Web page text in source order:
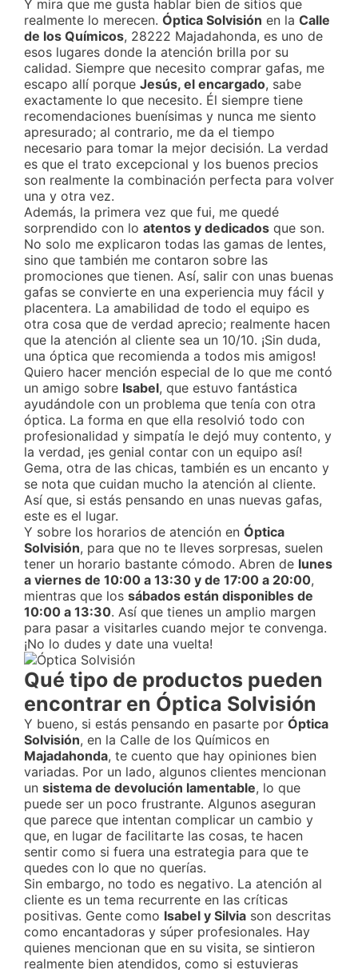
Y mira que me gusta hablar bien de sitios que
realmente lo merecen. Óptica Solvisión en la Calle
de los Químicos, 28222 Majadahonda, es uno de
esos lugares donde la atención brilla por su
calidad. Siempre que necesito comprar gafas, me
escapo allí porque Jesús, el encargado, sabe
exactamente lo que necesito. Él siempre tiene
recomendaciones buenísimas y nunca me siento
apresurado; al contrario, me da el tiempo
necesario para tomar la mejor decisión. La verdad
es que el trato excepcional y los buenos precios
son realmente la combinación perfecta para volver
una y otra vez.
Además, la primera vez que fui, me quedé
sorprendido con lo atentos y dedicados que son.
No solo me explicaron todas las gamas de lentes,
sino que también me contaron sobre las
promociones que tienen. Así, salir con unas buenas
gafas se convierte en una experiencia muy fácil y
placentera. La amabilidad de todo el equipo es
otra cosa que de verdad aprecio; realmente hacen
que la atención al cliente sea un 10/10. ¡Sin duda,
una óptica que recomienda a todos mis amigos!
Quiero hacer mención especial de lo que me contó
un amigo sobre Isabel, que estuvo fantástica
ayudándole con un problema que tenía con otra
óptica. La forma en que ella resolvió todo con
profesionalidad y simpatía le dejó muy contento, y
la verdad, ¡es genial contar con un equipo así!
Gema, otra de las chicas, también es un encanto y
se nota que cuidan mucho la atención al cliente.
Así que, si estás pensando en unas nuevas gafas,
este es el lugar.
Y sobre los horarios de atención en Óptica
Solvisión, para que no te lleves sorpresas, suelen
tener un horario bastante cómodo. Abren de lunes
a viernes de 10:00 a 13:30 y de 17:00 a 20:00,
mientras que los sábados están disponibles de
10:00 a 13:30. Así que tienes un amplio margen
para pasar a visitarles cuando mejor te convenga.
¡No lo dudes y date una vuelta!
Qué tipo de productos pueden
encontrar en Óptica Solvisión
Y bueno, si estás pensando en pasarte por Óptica
Solvisión, en la Calle de los Químicos en
Majadahonda, te cuento que hay opiniones bien
variadas. Por un lado, algunos clientes mencionan
un sistema de devolución lamentable, lo que
puede ser un poco frustrante. Algunos aseguran
que parece que intentan complicar un cambio y
que, en lugar de facilitarte las cosas, te hacen
sentir como si fuera una estrategia para que te
quedes con lo que no querías.
Sin embargo, no todo es negativo. La atención al
cliente es un tema recurrente en las críticas
positivas. Gente como Isabel y Silvia son descritas
como encantadoras y súper profesionales. Hay
quienes mencionan que en su visita, se sintieron
realmente bien atendidos, como si estuvieras